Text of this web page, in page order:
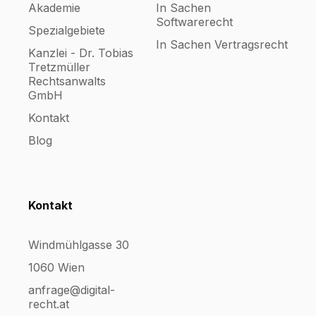
Akademie
Spezialgebiete
Kanzlei - Dr. Tobias
Tretzmüller
Rechtsanwalts
GmbH
Kontakt
Blog
In Sachen
Softwarerecht
In Sachen Vertragsrecht
Kontakt
Windmühlgasse 30
1060 Wien
anfrage@digital-
recht.at